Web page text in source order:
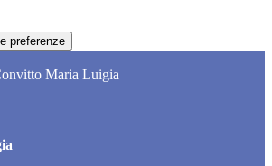
preferenze
Maria Luigia